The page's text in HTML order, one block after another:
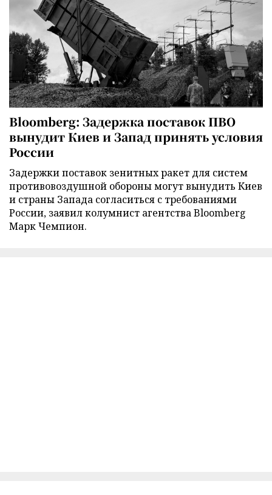
Bloomberg: Задержка поставок ПВО
вынудит Киев и Запад принять условия
России
Задержки поставок зенитных ракет для систем
противовоздушной обороны могут вынудить Киев
и страны Запада согласиться с требованиями
России, заявил колумнист агентства Bloomberg
Марк Чемпион.